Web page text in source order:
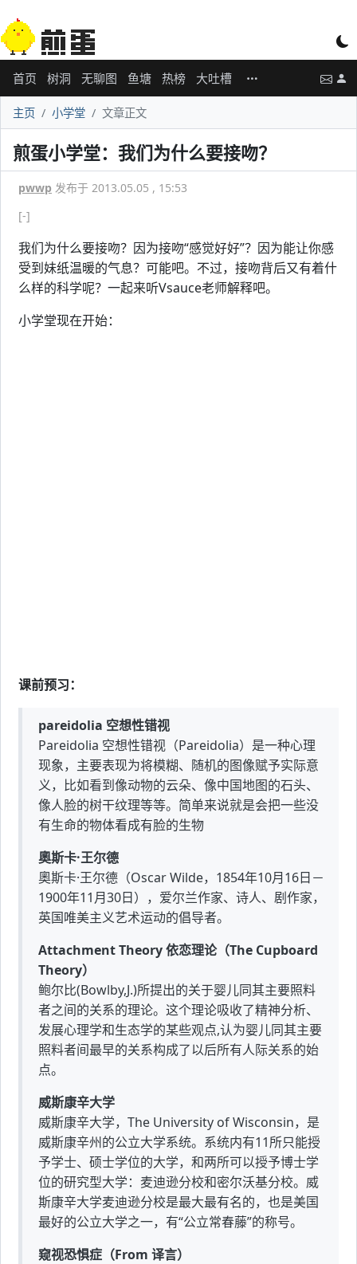
首页 树洞 无聊图 鱼塘 热榜 大吐槽
主页 小学堂 文章正文
煎蛋小学堂：我们为什么要接吻？
pwwp 发布于 2013.05.05 , 15:53
[-]
我们为什么要接吻？因为接吻“感觉好好”？因为能让你感
受到妹纸温暖的气息？可能吧。不过，接吻背后又有着什
么样的科学呢？一起来听Vsauce老师解释吧。
小学堂现在开始：
课前预习：
pareidolia 空想性错视
Pareidolia 空想性错视（Pareidolia）是一种心理
现象，主要表现为将模糊、随机的图像赋予实际意
义，比如看到像动物的云朵、像中国地图的石头、
像人脸的树干纹理等等。简单来说就是会把一些没
有生命的物体看成有脸的生物
奧斯卡·王尔德
奧斯卡·王尔德（Oscar Wilde，1854年10月16日－
1900年11月30日），爱尔兰作家、诗人、剧作家，
英国唯美主义艺术运动的倡导者。
Attachment Theory 依恋理论（The Cupboard
Theory）
鲍尔比(Bowlby,J.)所提出的关于婴儿同其主要照料
者之间的关系的理论。这个理论吸收了精神分析、
发展心理学和生态学的某些观点,认为婴儿同其主要
照料者间最早的关系构成了以后所有人际关系的始
点。
威斯康辛大学
威斯康辛大学，The University of Wisconsin，是
威斯康辛州的公立大学系统。系统内有11所只能授
予学士、硕士学位的大学，和两所可以授予博士学
位的研究型大学：麦迪逊分校和密尔沃基分校。威
斯康辛大学麦迪逊分校是最大最有名的，也是美国
最好的公立大学之一，有“公立常春藤”的称号。
窥视恐惧症（From 译言）